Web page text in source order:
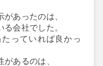
あったのは、
会社でした。
っていれば良かっ
あるのは、